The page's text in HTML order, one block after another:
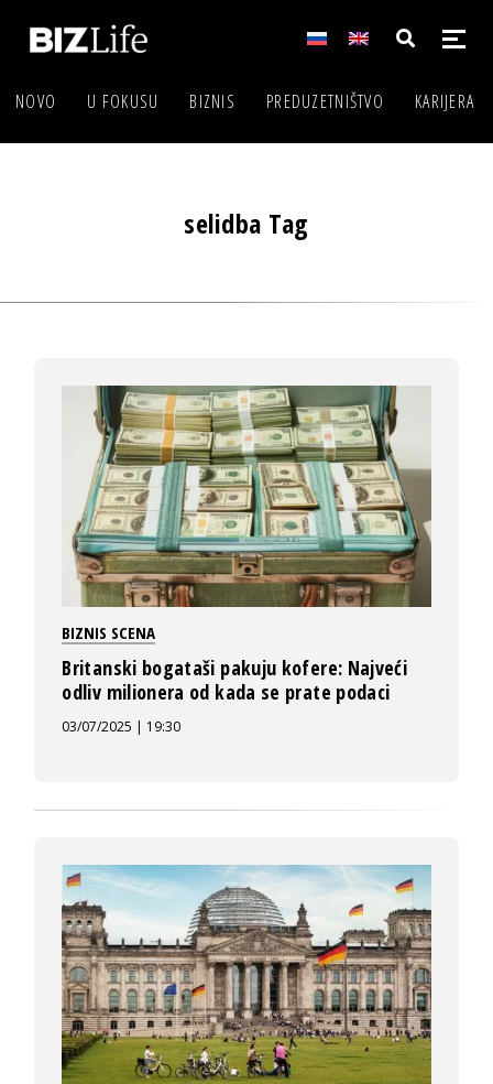
NOVO U FOKUSU BIZNIS PREDUZETNIŠTVO KARIJERA
selidba Tag
BIZNIS SCENA
Britanski bogataši pakuju kofere: Najveći
odliv milionera od kada se prate podaci
03/07/2025 | 19:30